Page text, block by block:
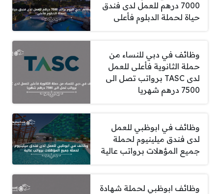
7000 درهم للعمل لدى فندق
حياة لحملة الدبلوم فأعلى
وظائف في دبي للنساء من
حملة الثانوية فأعلى للعمل
لدى TASC برواتب تصل الى
7500 درهم شهريا
وظائف في ابوظبي للعمل
لدى فندق ميلينيوم لحملة
جميع المؤهلات برواتب عالية
وظائف ابوظبي لحملة شهادة